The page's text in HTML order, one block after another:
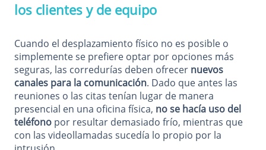
los clientes y de equipo
Cuando el desplazamiento físico no es posible o
simplemente se prefiere optar por opciones más
seguras, las corredurías deben ofrecer nuevos
canales para la comunicación. Dado que antes las
reuniones o las citas tenían lugar de manera
presencial en una oficina física, no se hacía uso del
teléfono por resultar demasiado frío, mientras que
con las videollamadas sucedía lo propio por la